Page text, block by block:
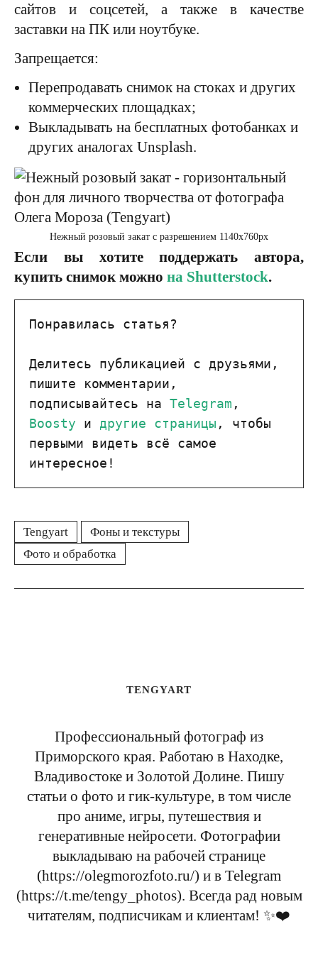
сайтов и соцсетей, а также в качестве
заставки на ПК или ноутбуке.
Запрещается:
Перепродавать снимок на стоках и других
коммерческих площадках;
Выкладывать на бесплатных фотобанках и
других аналогах Unsplash.
Нежный розовый закат с разрешением 1140х760px
Если вы хотите поддержать автора,
купить снимок можно на Shutterstock.
Понравилась статья?
Делитесь публикацией с друзьями,
пишите комментарии,
подписывайтесь на Telegram
Boosty и другие страницы , чтобы
первыми видеть всё самое
интересное!
Tengyart
Фоны и текстуры
Фото и обработка
TENGYART
Профессиональный фотограф из
Приморского края. Работаю в Находке,
Владивостоке и Золотой Долине. Пишу
статьи о фото и гик-культуре, в том числе
про аниме, игры, путешествия и
генеративные нейросети. Фотографии
выкладываю на рабочей странице
(https://olegmorozfoto.ru/) и в Telegram
(https://t.me/tengy_photos). Всегда рад новым
читателям, подписчикам и клиентам! ✨❤️